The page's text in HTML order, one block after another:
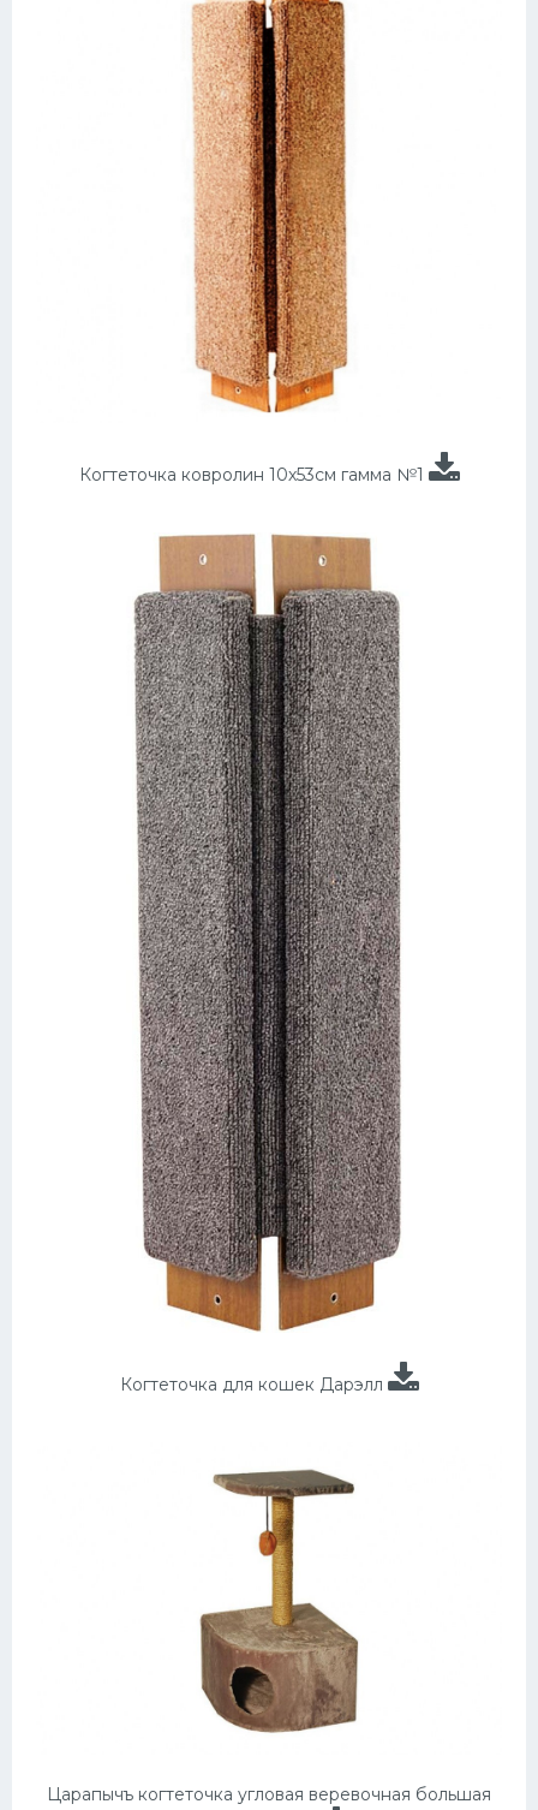
Когтеточка ковролин 10х53см гамма №1
Когтеточка для кошек Дарэлл
Царапычъ когтеточка угловая веревочная большая